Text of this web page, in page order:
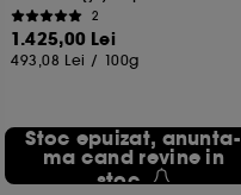
2
1.425,00 Lei
493,08 Lei / 100g
Stoc epuizat, anunta-
ma cand revine in
stoc